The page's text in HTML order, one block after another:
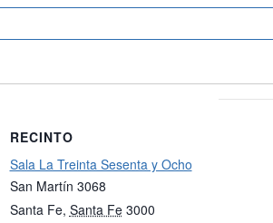
RECINTO
Sala La Treinta Sesenta y Ocho
San Martín 3068
Santa Fe, Santa Fe 3000